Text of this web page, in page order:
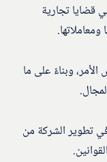
قضايا تجارية
وبناءً على ما
تطوير الشركة من